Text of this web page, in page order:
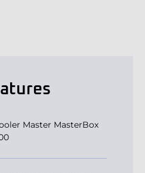
Master MasterBox